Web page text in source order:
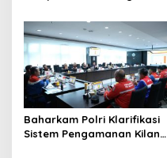
Baharkam Polri Klarifikasi
Sistem Pengamanan Kilang